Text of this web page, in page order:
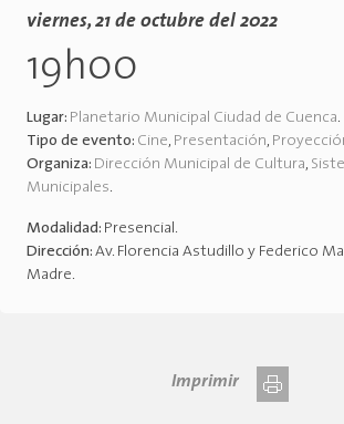
viernes, 21 de octubre del 2022
19h00
Lugar: Planetario Municipal Ciudad de Cuenca.
Tipo de evento: Cine, Presentación,
Organiza: Dirección Municipal de Cultura,
Municipales.
Modalidad: Presencial.
Dirección: Av. Florencia Astudillo y Federico
Madre.
Imprimir